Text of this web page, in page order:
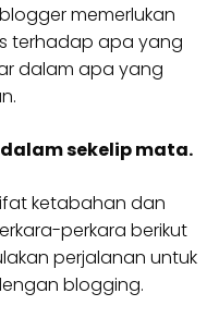
memerlukan
terhadap apa yang
dalam apa yang
sekelip mata.
ketabahan dan
perkara berikut
perjalanan untuk
blogging.